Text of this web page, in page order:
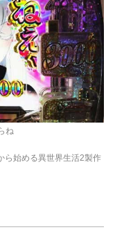
ね
ら始める異世界生活2製作